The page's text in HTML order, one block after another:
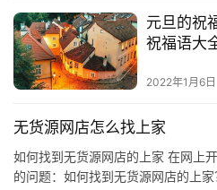
元旦的祝
祝福语大
2022年1月6日
无货源网店怎么找上家
如何找到无货源网店的上家 在网上
的问题：如何找到无货源网店的上